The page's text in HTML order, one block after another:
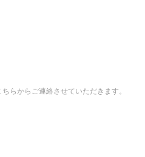
らからご連絡させていただきます。